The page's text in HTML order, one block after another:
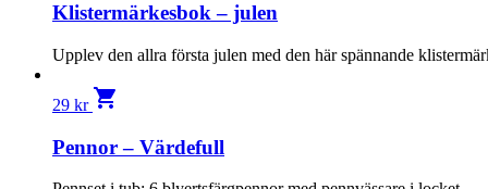
Klistermärkesbok – julen
Upplev den allra första julen med den här spännande
29 kr shopping_cart
Pennor – Värdefull